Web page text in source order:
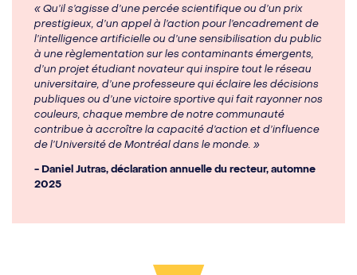
« Qu’il s’agisse d’une percée scientifique ou d’un prix
prestigieux, d’un appel à l’action pour l’encadrement de
l’intelligence artificielle ou d’une sensibilisation du public
à une règlementation sur les contaminants émergents,
d’un projet étudiant novateur qui inspire tout le réseau
universitaire, d’une professeure qui éclaire les décisions
publiques ou d’une victoire sportive qui fait rayonner nos
couleurs, chaque membre de notre communauté
contribue à accroître la capacité d’action et d’influence
de l’Université de Montréal dans le monde. »
- Daniel Jutras, déclaration annuelle du recteur, automne
2025